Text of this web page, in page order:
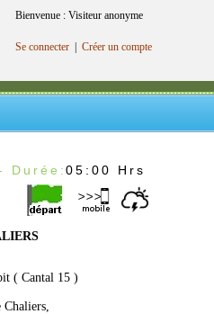
Bienvenue : Visiteur anonyme
Se connecter Créer un compte
Durée:05:00 Hrs
( Cantal 15 )
Chaliers,